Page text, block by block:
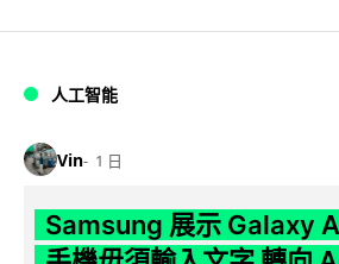
人工智能
Vin 1 日
Samsung 展示 Galaxy